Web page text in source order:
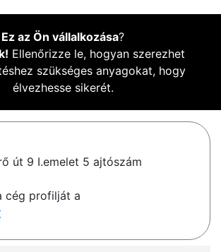
Ez az Ön vállalkozása?
Ellenőrizze le, hogyan szerezhet
szükséges anyagokat, hogy
élvezhesse sikerét.
út 9 I.emelet 5 ajtószám
cég profilját a